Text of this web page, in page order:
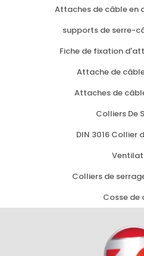
Attaches de câble en
supports de serre-
Fiche de fixation
Attache de
Attaches de
Colliers De
DIN 3016 Collier
Colliers de
Cosse de